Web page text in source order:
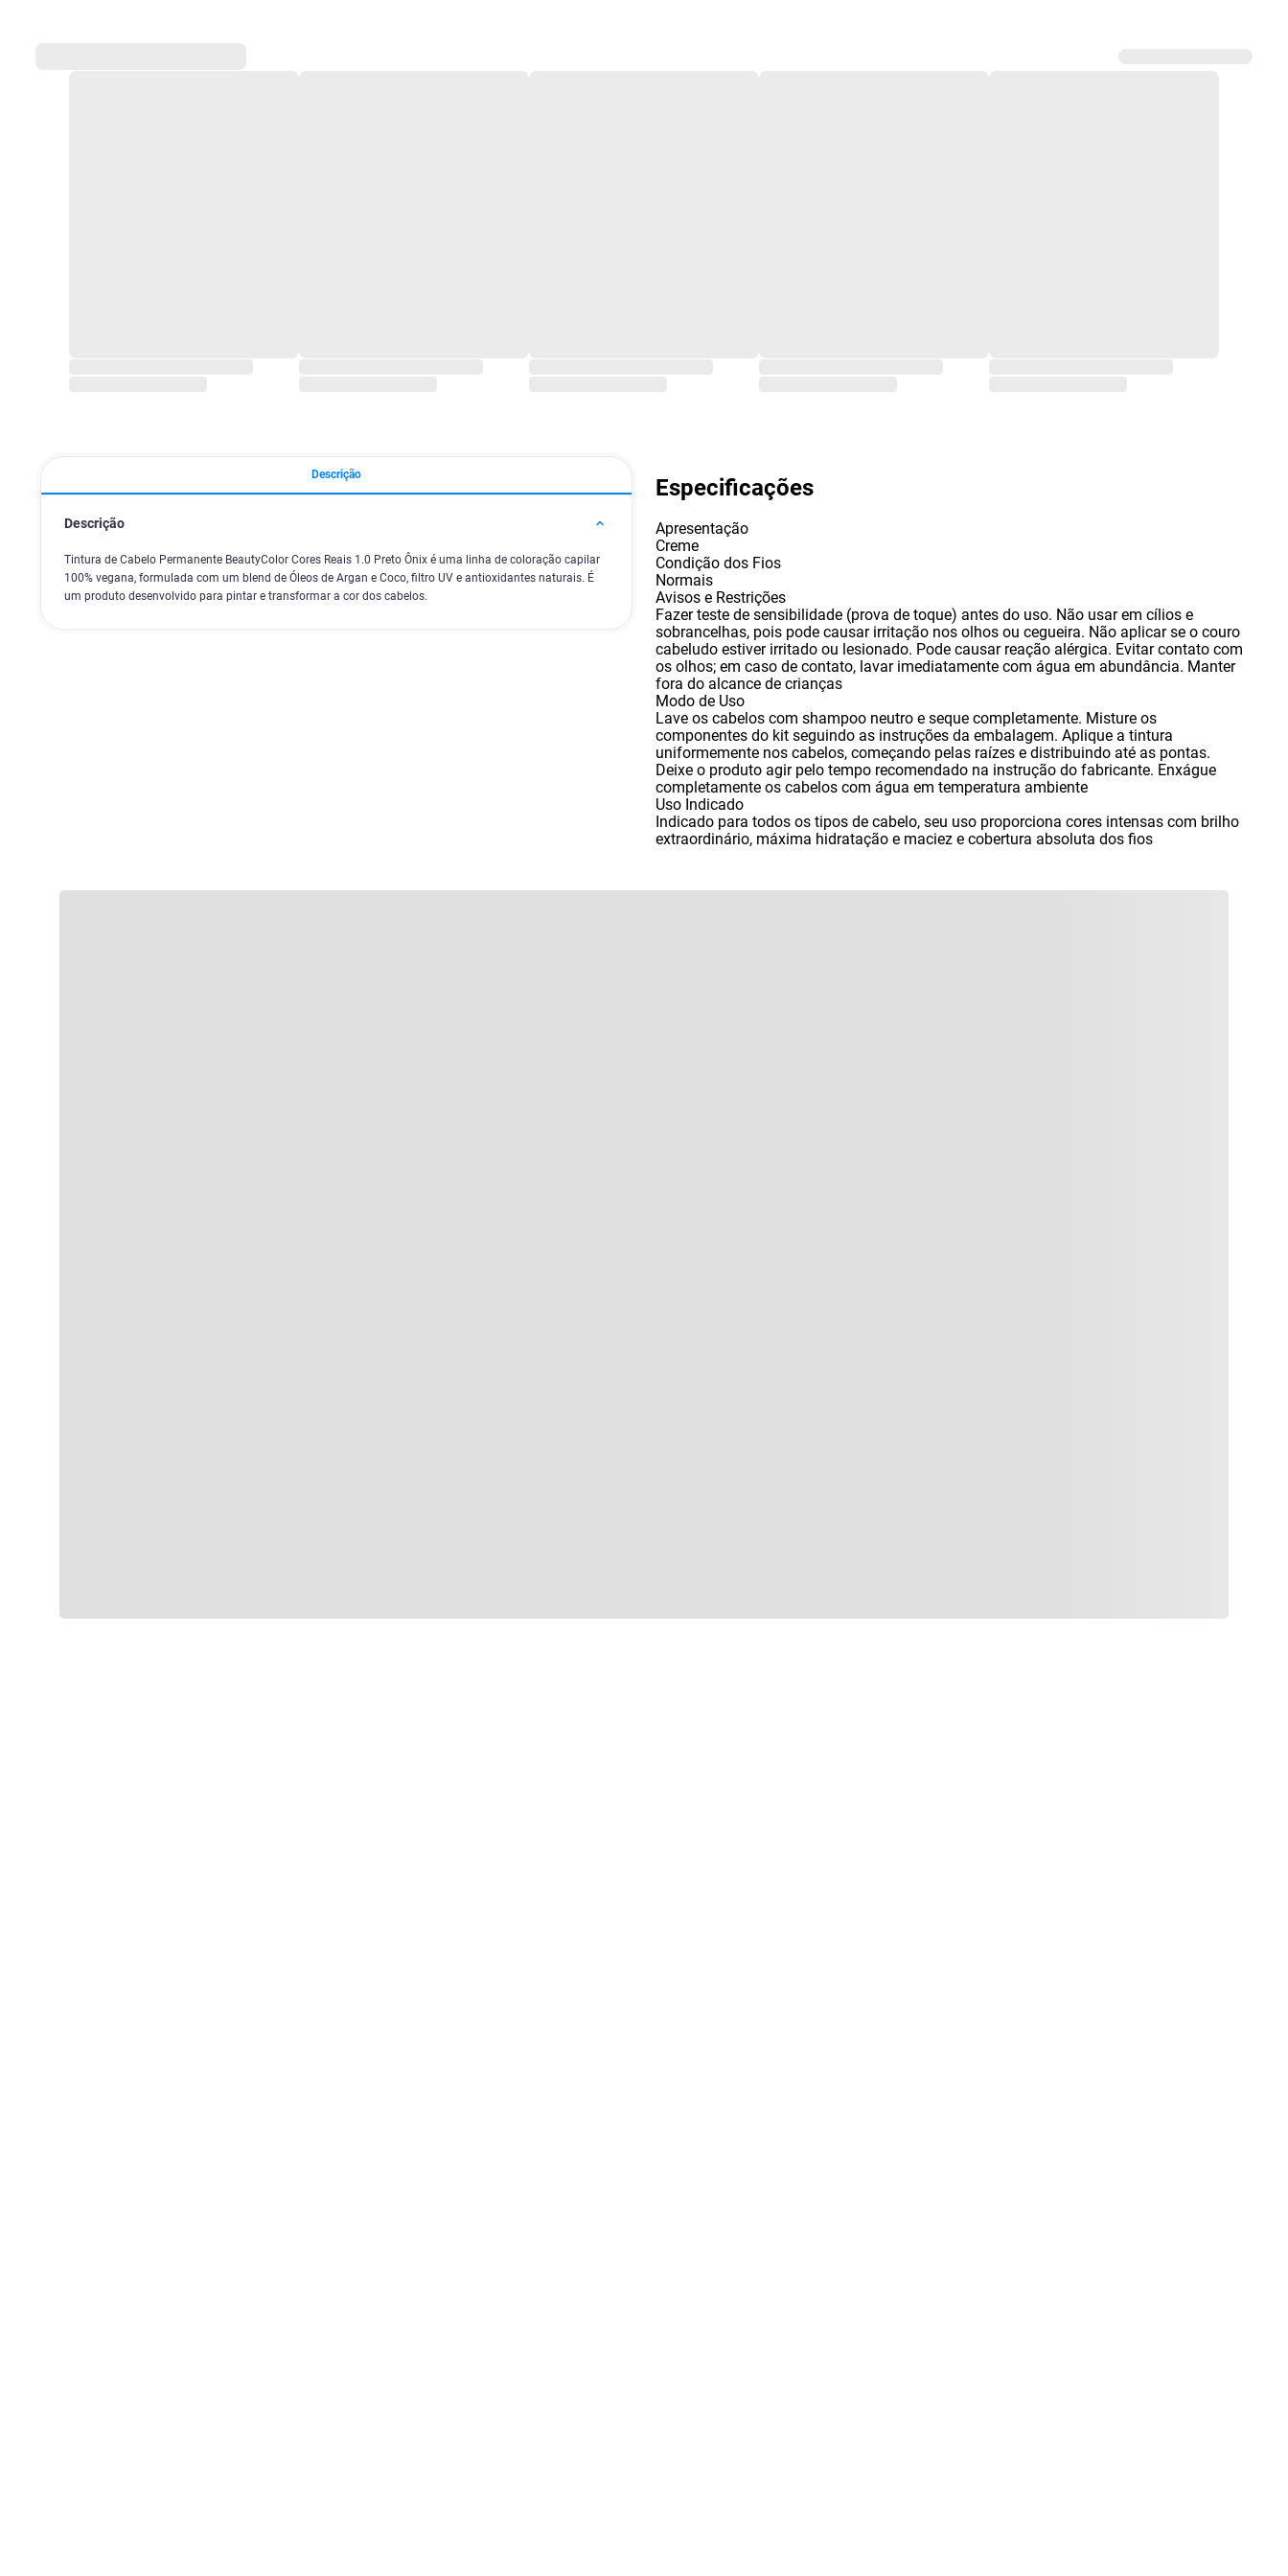
Descrição
Descrição
Tintura de Cabelo Permanente BeautyColor Cores Reais 1.0 Preto Ônix é uma linha de coloração capilar
100% vegana, formulada com um blend de Óleos de Argan e Coco, filtro UV e antioxidantes naturais. É
um produto desenvolvido para pintar e transformar a cor dos cabelos.
Especificações
Apresentação
Creme
Condição dos Fios
Normais
Avisos e Restrições
Fazer teste de sensibilidade (prova de toque) antes do uso. Não usar em cílios e
sobrancelhas, pois pode causar irritação nos olhos ou cegueira. Não aplicar se o couro
cabeludo estiver irritado ou lesionado. Pode causar reação alérgica. Evitar contato com
os olhos; em caso de contato, lavar imediatamente com água em abundância. Manter
fora do alcance de crianças
Modo de Uso
Lave os cabelos com shampoo neutro e seque completamente. Misture os
componentes do kit seguindo as instruções da embalagem. Aplique a tintura
uniformemente nos cabelos, começando pelas raízes e distribuindo até as pontas.
Deixe o produto agir pelo tempo recomendado na instrução do fabricante. Enxágue
completamente os cabelos com água em temperatura ambiente
Uso Indicado
Indicado para todos os tipos de cabelo, seu uso proporciona cores intensas com brilho
extraordinário, máxima hidratação e maciez e cobertura absoluta dos fios